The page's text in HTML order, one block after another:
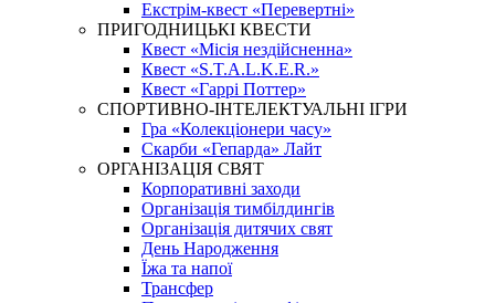
Екстрім-квест «Перевертні»
ПРИГОДНИЦЬКІ КВЕСТИ
Квест «Місія нездійсненна»
Квест «S.T.A.L.K.E.R.»
Квест «Гаррі Поттер»
СПОРТИВНО-ІНТЕЛЕКТУАЛЬНІ ІГРИ
Гра «Колекціонери часу»
Скарби «Гепарда» Лайт
ОРГАНІЗАЦІЯ СВЯТ
Корпоративні заходи
Організація тимбілдингів
Організація дитячих свят
День Народження
Їжа та напої
Трансфер